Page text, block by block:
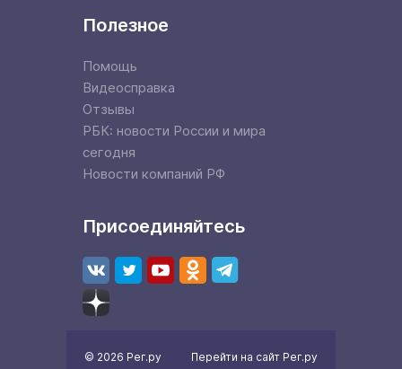
Полезное
Помощь
Видеосправка
Отзывы
РБК: новости России и мира
сегодня
Новости компаний РФ
Присоединяйтесь
© 2026 Рег.ру Перейти на сайт Рег.ру